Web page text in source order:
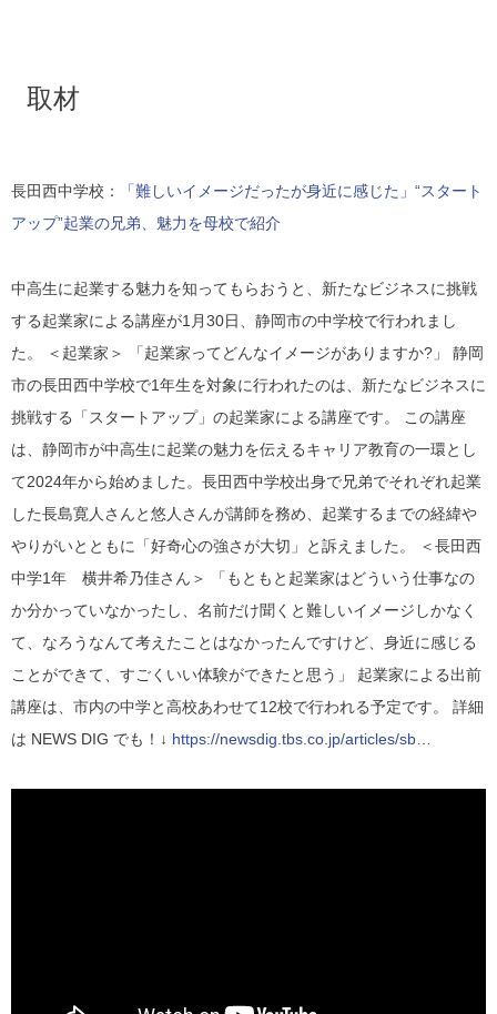
取材
長田西中学校：
「難しいイメージだったが身近に感じた」“スタート
アップ”起業の兄弟、魅力を母校で紹介
中高生に起業する魅力を知ってもらおうと、新たなビジネスに挑戦
する起業家による講座が1月30日、静岡市の中学校で行われまし
た。 ＜起業家＞ 「起業家ってどんなイメージがありますか?」 静岡
市の長田西中学校で1年生を対象に行われたのは、新たなビジネスに
挑戦する「スタートアップ」の起業家による講座です。 この講座
は、静岡市が中高生に起業の魅力を伝えるキャリア教育の一環とし
て2024年から始めました。長田西中学校出身で兄弟でそれぞれ起業
した長島寛人さんと悠人さんが講師を務め、起業するまでの経緯や
やりがいとともに「好奇心の強さが大切」と訴えました。 ＜長田西
中学1年 横井希乃佳さん＞ 「もともと起業家はどういう仕事なの
か分かっていなかったし、名前だけ聞くと難しいイメージしかなく
て、なろうなんて考えたことはなかったんですけど、身近に感じる
ことができて、すごくいい体験ができたと思う」 起業家による出前
講座は、市内の中学と高校あわせて12校で行われる予定です。 詳細
は NEWS DIG でも！↓ https://newsdig.tbs.co.jp/articles/sb…